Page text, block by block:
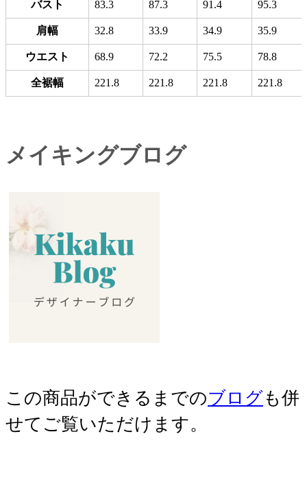
バスト 83.3 87.3 91.4 95.3
肩幅 32.8 33.9 34.9 35.9
ウエスト 68.9 72.2 75.5 78.8
全裾幅 221.8 221.8 221.8 221.8
メイキングブログ
この商品ができるまでのブログも併
せてご覧いただけます。